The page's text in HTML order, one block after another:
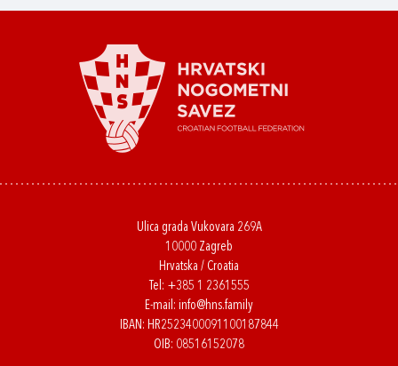
Ulica grada Vukovara 269A
10000 Zagreb
Hrvatska / Croatia
Tel: +385 1 2361555
E-mail: info@hns.family
IBAN: HR2523400091100187844
OIB: 08516152078